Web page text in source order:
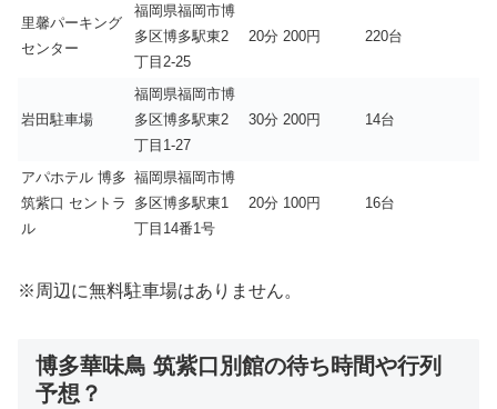
里馨パーキング
センター
福岡県福岡市博
多区博多駅東2
丁目2-25
20分 200円 220台
岩田駐車場
福岡県福岡市博
多区博多駅東2
丁目1-27
30分 200円 14台
アパホテル 博多
筑紫口 セントラ
ル
福岡県福岡市博
多区博多駅東1
丁目14番1号
20分 100円 16台
※周辺に無料駐車場はありません。
博多華味鳥 筑紫口別館の待ち時間や行列
予想？